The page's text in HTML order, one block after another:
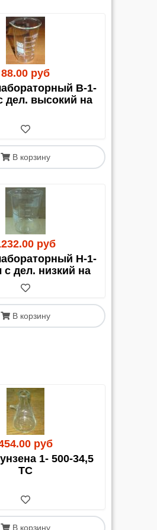
позиций или в
страх и риск
весу товара 0,5-1 кг
. Этот документ
88.00 руб
В-1-
дел. высокий на
В корзину
руб
Н-1-
с дел. низкий на
В корзину
руб
1- 500-34,5
ТС
В корзину